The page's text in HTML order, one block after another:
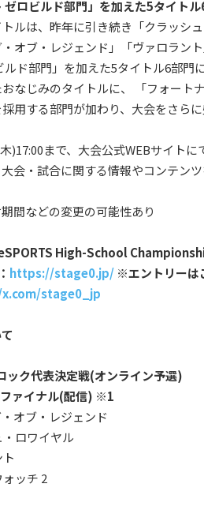
ロビルド部門」を加えた5タイト
ルは、昨年に引き続き「クラッシ
オブ・レジェンド」「ヴァロラン
ルド部門」を加えた5タイトル6部
なじみのタイトルに、 「フォート
用する部門が加わり、大会をさらに
)17:00まで、大会公式WEBサイト
会・試合に関する情報やコンテン
間などの変更の可能性あり
High-School
https://stage0.jp/ ※エントリーは
stage0_jp
ク代表決定戦(オンライン予選)
ァイナル(配信) ※1
オブ・レジェンド
ロワイヤル
ッチ 2